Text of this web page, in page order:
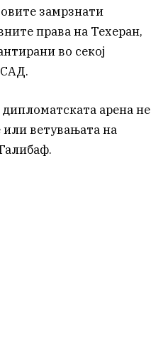
замрзнати
права на Техеран,
во секој
арена не
или ветувањата на